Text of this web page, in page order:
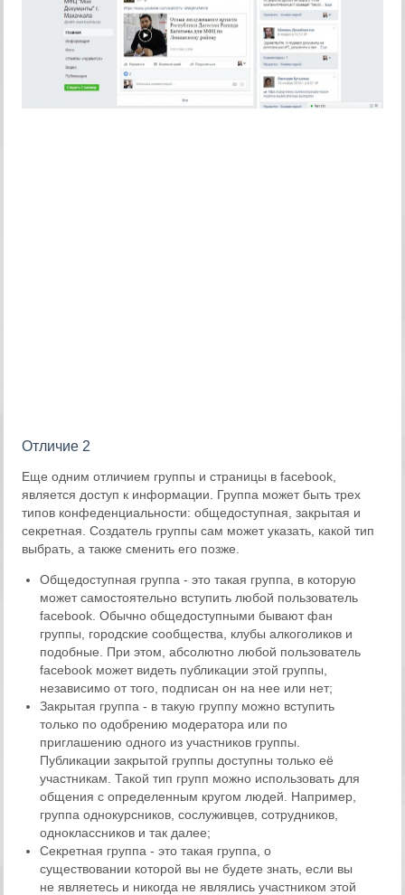
Отличие 2
Еще одним отличием группы и страницы в facebook,
является доступ к информации. Группа может быть трех
типов конфеденциальности: общедоступная, закрытая и
секретная. Создатель группы сам может указать, какой тип
выбрать, а также сменить его позже.
Общедоступная группа - это такая группа, в которую
может самостоятельно вступить любой пользователь
facebook. Обычно общедоступными бывают фан
группы, городские сообщества, клубы алкоголиков и
подобные. При этом, абсолютно любой пользователь
facebook может видеть публикации этой группы,
независимо от того, подписан он на нее или нет;
Закрытая группа - в такую группу можно вступить
только по одобрению модератора или по
приглашению одного из участников группы.
Публикации закрытой группы доступны только её
участникам. Такой тип групп можно использовать для
общения с определенным кругом людей. Например,
группа однокурсников, сослуживцев, сотрудников,
одноклассников и так далее;
Секретная группа - это такая группа, о
существовании которой вы не будете знать, если вы
не являетесь и никогда не являлись участником этой